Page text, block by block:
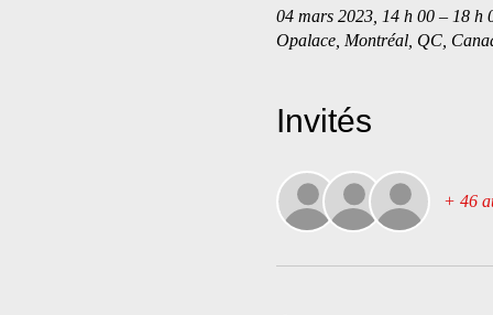
04 mars 2023, 14 h 00 – 18 h
Opalace, Montréal, QC,
Invités
+ 46